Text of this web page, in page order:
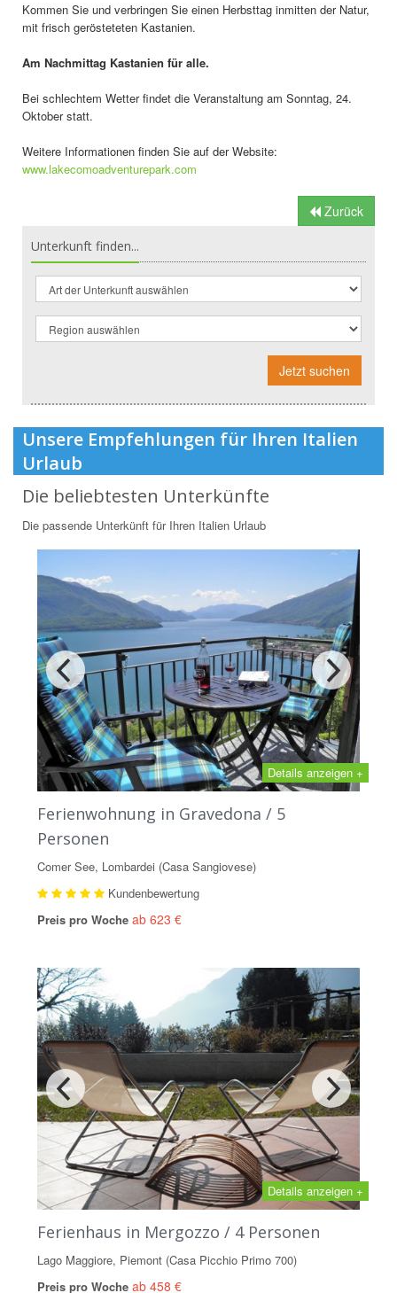
Kommen Sie und verbringen Sie einen Herbsttag inmitten der Natur,
mit frisch gerösteteten Kastanien.
Am Nachmittag Kastanien für alle.
Bei schlechtem Wetter findet die Veranstaltung am Sonntag, 24.
Oktober statt.
Weitere Informationen finden Sie auf der Website:
www.lakecomoadventurepark.com
Zurück
Unterkunft finden...
Jetzt suchen
Unsere Empfehlungen für Ihren Italien
Urlaub
Die beliebtesten Unterkünfte
Die passende Unterkünft für Ihren Italien Urlaub
Details anzeigen +
Ferienwohnung in Gravedona / 5
Personen
Comer See, Lombardei (Casa Sangiovese)
Kundenbewertung
Preis pro Woche ab 623 €
Details anzeigen +
Ferienhaus in Mergozzo / 4 Personen
Lago Maggiore, Piemont (Casa Picchio Primo 700)
Preis pro Woche ab 458 €